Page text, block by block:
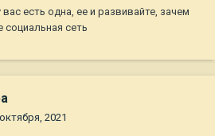
есть одна, ее и развивайте, зачем
социальная сеть
2021